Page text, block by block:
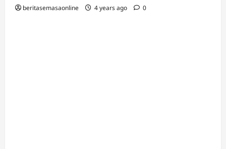
beritasemasaonline 4 years ago 0